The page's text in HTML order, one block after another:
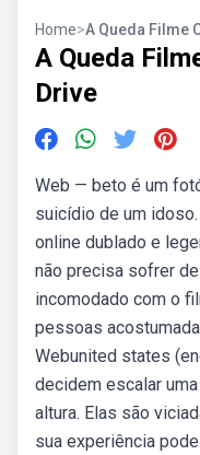
Home>A Queda Filme
A Queda
Drive
Web — beto é um
suicídio de um
online dublado e
não precisa sofrer
incomodado com o
pessoas
Webunited states
decidem escalar
altura. Elas são
sua experiência